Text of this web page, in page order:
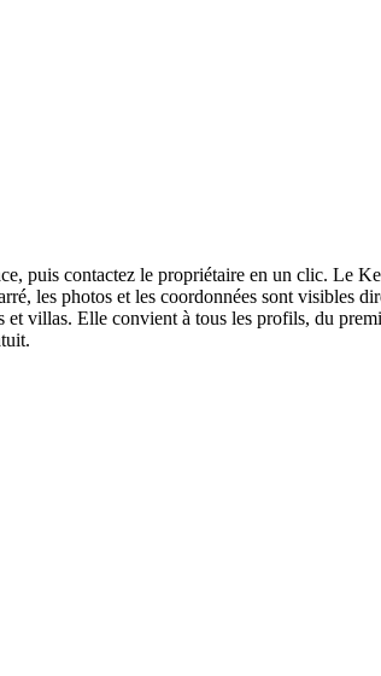
puis contactez le propriétaire en un clic. Le
les photos et les coordonnées sont visibles
et villas. Elle convient à tous les profils, du